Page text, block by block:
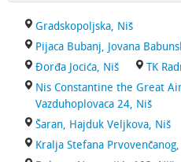
Gradskopoljska, Niš
Pijaca Bubanj, Jovana
Đorđa Jocića, Niš
TK
Nis Constantine the Great
Vazduhoplovaca 24, Niš
Šaran, Hajduk Veljkova, Niš
Kralja Stefana